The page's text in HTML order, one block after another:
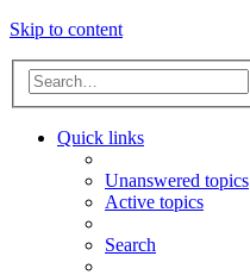
Skip to content
Quick links
Unanswered topics
Active topics
Search